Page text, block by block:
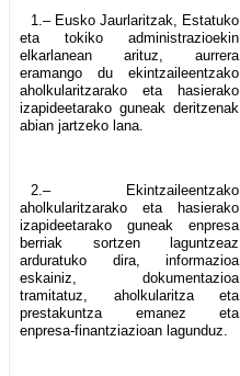
1.– Eusko Jaurlaritzak, Estatuko
eta tokiko administrazioekin
elkarlanean arituz, aurrera
eramango du ekintzaileentzako
aholkularitzarako eta hasierako
izapideetarako guneak deritzenak
abian jartzeko lana.
2.– Ekintzaileentzako
aholkularitzarako eta hasierako
izapideetarako guneak enpresa
berriak sortzen laguntzeaz
arduratuko dira, informazioa
eskainiz, dokumentazioa
tramitatuz, aholkularitza eta
prestakuntza emanez eta
enpresa-finantziazioan lagunduz.